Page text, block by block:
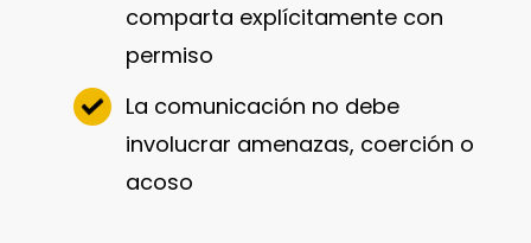
comparta explícitamente con
permiso
La comunicación no debe
involucrar amenazas, coerción o
acoso